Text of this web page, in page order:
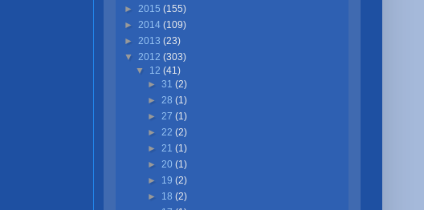
► 2015 (155)
► 2014 (109)
► 2013 (23)
▼ 2012 (303)
▼ 12(41)
► 31 (2)
► 28 (1)
► 27 (1)
► 22 (2)
► 21 (1)
► 20 (1)
► 19 (2)
► 18 (2)